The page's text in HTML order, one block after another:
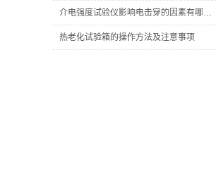
介电强度试验仪影响电击穿的因素有哪些？
热老化试验箱的操作方法及注意事项